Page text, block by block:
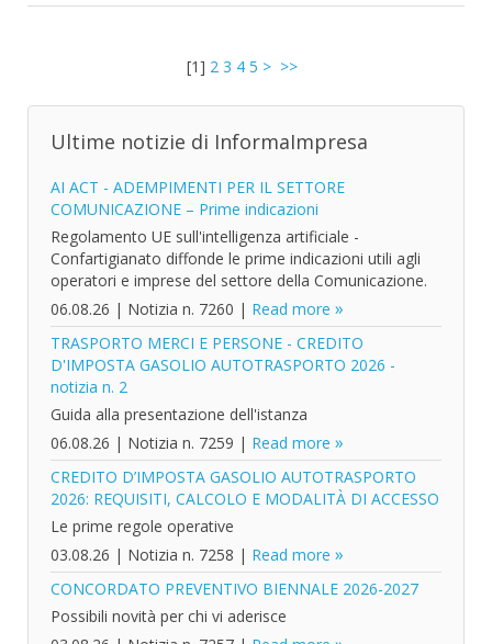
[1] 2 3 4 5 > >>
Ultime notizie di InformaImpresa
AI ACT - ADEMPIMENTI PER IL SETTORE
COMUNICAZIONE – Prime indicazioni
Regolamento UE sull'intelligenza artificiale -
Confartigianato diffonde le prime indicazioni utili agli
operatori e imprese del settore della Comunicazione.
06.08.26 | Notizia n. 7260 | Read more
TRASPORTO MERCI E PERSONE - CREDITO
D'IMPOSTA GASOLIO AUTOTRASPORTO 2026 -
notizia n. 2
Guida alla presentazione dell'istanza
06.08.26 | Notizia n. 7259 | Read more
CREDITO D’IMPOSTA GASOLIO AUTOTRASPORTO
2026: REQUISITI, CALCOLO E MODALITÀ DI ACCESSO
Le prime regole operative
03.08.26 | Notizia n. 7258 | Read more
CONCORDATO PREVENTIVO BIENNALE 2026-2027
Possibili novità per chi vi aderisce